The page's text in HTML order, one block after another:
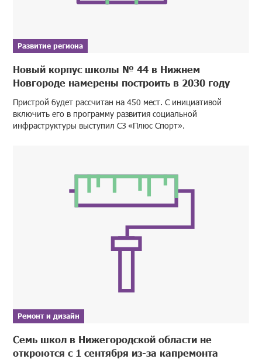
Развитие региона
Новый корпус школы № 44 в Нижнем
Новгороде намерены построить в 2030 году
Пристрой будет рассчитан на 450 мест. С инициативой
включить его в программу развития социальной
инфраструктуры выступил СЗ «Плюс Спорт».
Ремонт и дизайн
Семь школ в Нижегородской области не
откроются с 1 сентября из-за капремонта